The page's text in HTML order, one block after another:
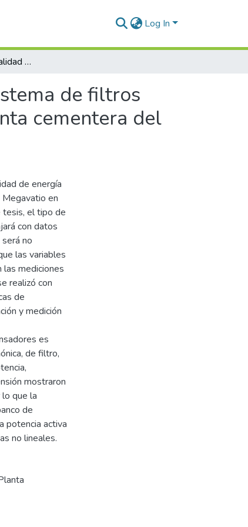
Log In
Optimización de la calidad de energía mediante un sistema de filtros activos para una potencia de 1 megavatio en una planta cementera del sur del Perú
de filtros
cementera del
de energía
en
tesis, el tipo de
con datos
no
las variables
las mediciones
realizó con
de
y medición
es
de filtro,
mostraron
que la
de
potencia activa
no lineales.